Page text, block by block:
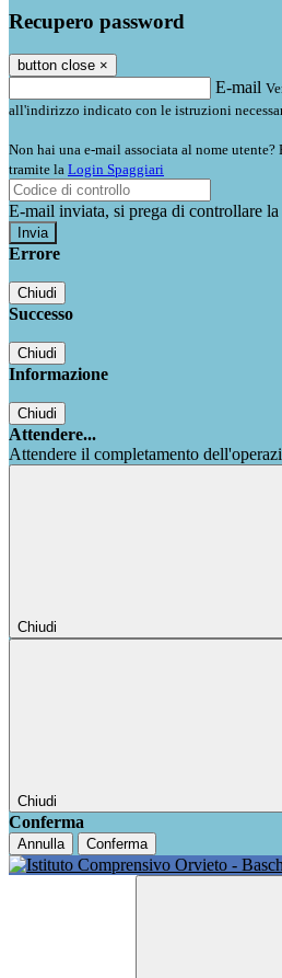
Recupero password
button close ×
E-mail
all'indirizzo indicato con le istruzioni
Non hai una e-mail associata al nome
tramite la Login Spaggiari
E-mail inviata, si prega di controllare
Errore
Chiudi
Successo
Chiudi
Informazione
Chiudi
Attendere...
Attendere il completamento
Chiudi
Chiudi
Conferma
Annulla Conferma